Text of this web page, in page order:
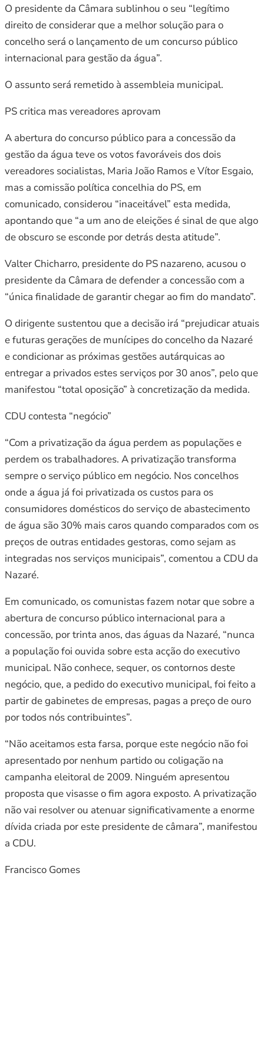
O presidente da Câmara sublinhou o seu “legítimo
direito de considerar que a melhor solução para o
concelho será o lançamento de um concurso público
internacional para gestão da água”.
O assunto será remetido à assembleia municipal.
PS critica mas vereadores aprovam
A abertura do concurso público para a concessão da
gestão da água teve os votos favoráveis dos dois
vereadores socialistas, Maria João Ramos e Vítor Esgaio,
mas a comissão política concelhia do PS, em
comunicado, considerou “inaceitável” esta medida,
apontando que “a um ano de eleições é sinal de que algo
de obscuro se esconde por detrás desta atitude”.
Valter Chicharro, presidente do PS nazareno, acusou o
presidente da Câmara de defender a concessão com a
“única finalidade de garantir chegar ao fim do mandato”.
O dirigente sustentou que a decisão irá “prejudicar atuais
e futuras gerações de munícipes do concelho da Nazaré
e condicionar as próximas gestões autárquicas ao
entregar a privados estes serviços por 30 anos”, pelo que
manifestou “total oposição” à concretização da medida.
CDU contesta “negócio”
“Com a privatização da água perdem as populações e
perdem os trabalhadores. A privatização transforma
sempre o serviço público em negócio. Nos concelhos
onde a água já foi privatizada os custos para os
consumidores domésticos do serviço de abastecimento
de água são 30% mais caros quando comparados com os
preços de outras entidades gestoras, como sejam as
integradas nos serviços municipais”, comentou a CDU da
Nazaré.
Em comunicado, os comunistas fazem notar que sobre a
abertura de concurso público internacional para a
concessão, por trinta anos, das águas da Nazaré, “nunca
a população foi ouvida sobre esta acção do executivo
municipal. Não conhece, sequer, os contornos deste
negócio, que, a pedido do executivo municipal, foi feito a
partir de gabinetes de empresas, pagas a preço de ouro
por todos nós contribuintes”.
“Não aceitamos esta farsa, porque este negócio não foi
apresentado por nenhum partido ou coligação na
campanha eleitoral de 2009. Ninguém apresentou
proposta que visasse o fim agora exposto. A privatização
não vai resolver ou atenuar significativamente a enorme
dívida criada por este presidente de câmara”, manifestou
a CDU.
Francisco Gomes